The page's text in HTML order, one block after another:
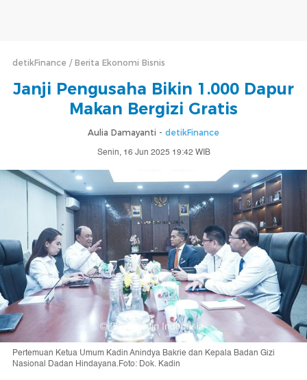
detikFinance Berita Ekonomi Bisnis
Janji Pengusaha Bikin 1.000 Dapur
Makan Bergizi Gratis
Aulia Damayanti - detikFinance
Senin, 16 Jun 2025 19:42 WIB
Pertemuan Ketua Umum Kadin Anindya Bakrie dan Kepala Badan Gizi
Nasional Dadan Hindayana.Foto: Dok. Kadin